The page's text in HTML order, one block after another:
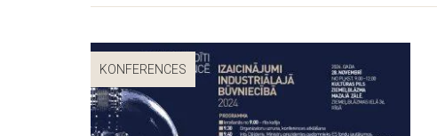
KONFERENCES